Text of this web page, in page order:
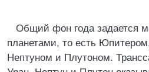
Общий фон года задается
планетами, то есть
Нептуном и Плутоном.